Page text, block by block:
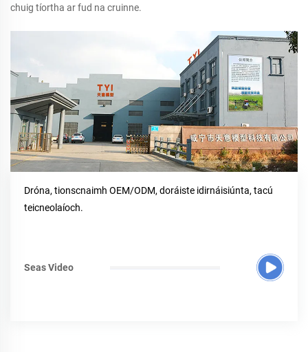
chuig tíortha ar fud na cruinne.
Dróna, tionscnaimh OEM/ODM, doráiste idirnáisiúnta, tacú
teicneolaíoch.
Seas Video